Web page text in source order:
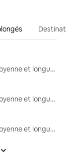
Locations moyenne et longue durée
Locations moyenne et longue durée
Locations moyenne et longue durée